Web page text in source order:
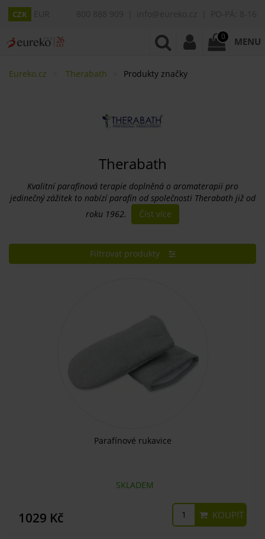
CZK
0 MENU
Eureko.cz Therabath Produkty značky
Therabath
Kvalitní parafínová terapie doplněná o aromaterapii pro
jedinečný zážitek to nabízí parafín od společnosti Therabath již od
roku 1962.
Číst více
Filtrovat produkty
Parafínové rukavice
SKLADEM
1029 Kč KOUPIT